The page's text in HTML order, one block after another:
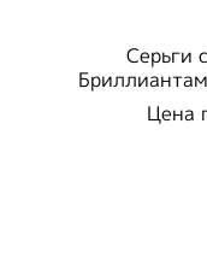
Серьги
Цена